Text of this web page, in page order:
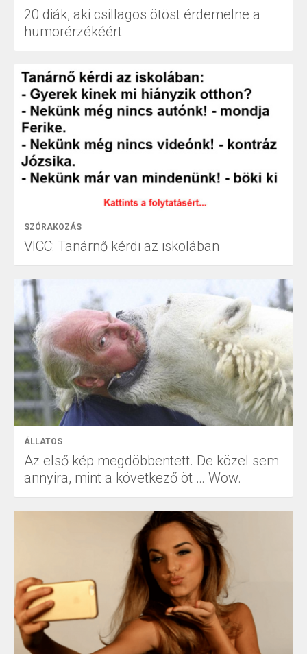
20 diák, aki csillagos ötöst érdemelne a
humorérzékéért
SZÓRAKOZÁS
VICC: Tanárnő kérdi az iskolában
ÁLLATOS
Az első kép megdöbbentett. De közel sem
annyira, mint a következő öt … Wow.